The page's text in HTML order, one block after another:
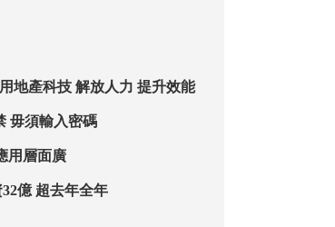
智能經濟·AI + 物管/物管善用地產科技 解放人力 提升效能
便利出入/公屋試行智能門禁 毋須輸入密碼
用層面廣
億 超去年全年